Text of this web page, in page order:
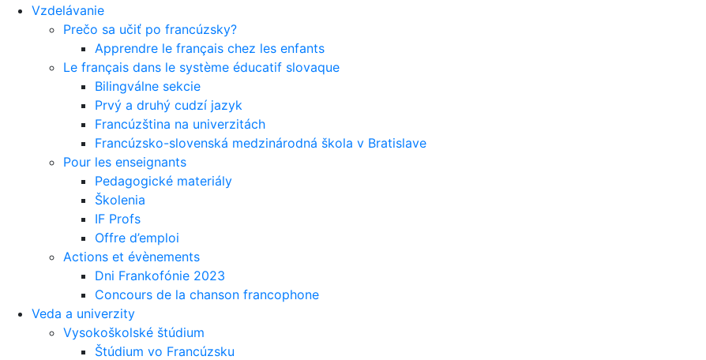
Vzdelávanie
Prečo sa učiť po francúzsky?
Apprendre le français chez les enfants
Le français dans le système éducatif slovaque
Bilingválne sekcie
Prvý a druhý cudzí jazyk
Francúzština na univerzitách
Francúzsko-slovenská medzinárodná škola v Bratislave
Pour les enseignants
Pedagogické materiály
Školenia
IF Profs
Offre d’emploi
Actions et évènements
Dni Frankofónie 2023
Concours de la chanson francophone
Veda a univerzity
Vysokoškolské štúdium
Štúdium vo Francúzsku